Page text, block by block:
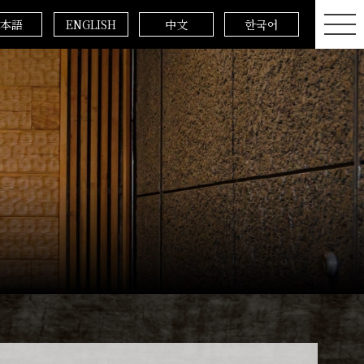
語 ENGLISH 中文 한국어